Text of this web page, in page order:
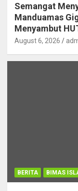
Semangat
Manduamas
Menyambut
August 6, 2026
BERITA BIMAS